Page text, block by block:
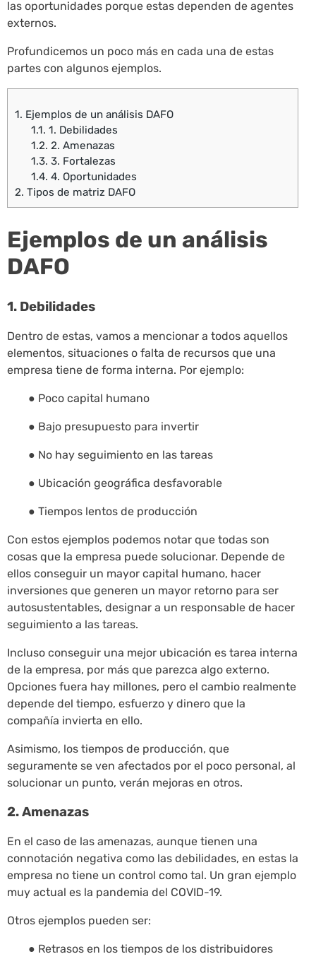
las oportunidades porque estas dependen de agentes
externos.
Profundicemos un poco más en cada una de estas
partes con algunos ejemplos.
1. Ejemplos de un análisis DAFO
1.1. 1. Debilidades
1.2. 2. Amenazas
1.3. 3. Fortalezas
1.4. 4. Oportunidades
2. Tipos de matriz DAFO
Ejemplos de un análisis
DAFO
1. Debilidades
Dentro de estas, vamos a mencionar a todos aquellos
elementos, situaciones o falta de recursos que una
empresa tiene de forma interna. Por ejemplo:
● Poco capital humano
● Bajo presupuesto para invertir
● No hay seguimiento en las tareas
● Ubicación geográfica desfavorable
● Tiempos lentos de producción
Con estos ejemplos podemos notar que todas son
cosas que la empresa puede solucionar. Depende de
ellos conseguir un mayor capital humano, hacer
inversiones que generen un mayor retorno para ser
autosustentables, designar a un responsable de hacer
seguimiento a las tareas.
Incluso conseguir una mejor ubicación es tarea interna
de la empresa, por más que parezca algo externo.
Opciones fuera hay millones, pero el cambio realmente
depende del tiempo, esfuerzo y dinero que la
compañía invierta en ello.
Asimismo, los tiempos de producción, que
seguramente se ven afectados por el poco personal, al
solucionar un punto, verán mejoras en otros.
2. Amenazas
En el caso de las amenazas, aunque tienen una
connotación negativa como las debilidades, en estas la
empresa no tiene un control como tal. Un gran ejemplo
muy actual es la pandemia del COVID-19.
Otros ejemplos pueden ser:
● Retrasos en los tiempos de los distribuidores